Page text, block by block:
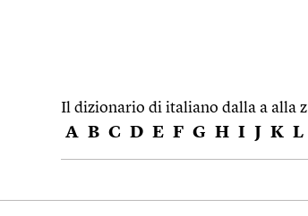
Il dizionario di italiano dalla a alla z
A B C D E F G H I J K L